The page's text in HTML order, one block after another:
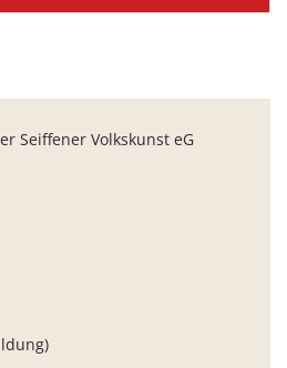
Seiffener Volkskunst eG